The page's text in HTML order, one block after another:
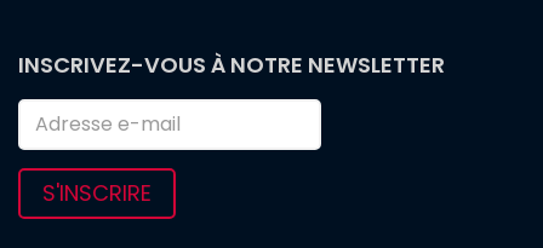
INSCRIVEZ-VOUS À NOTRE NEWSLETTER
S'INSCRIRE